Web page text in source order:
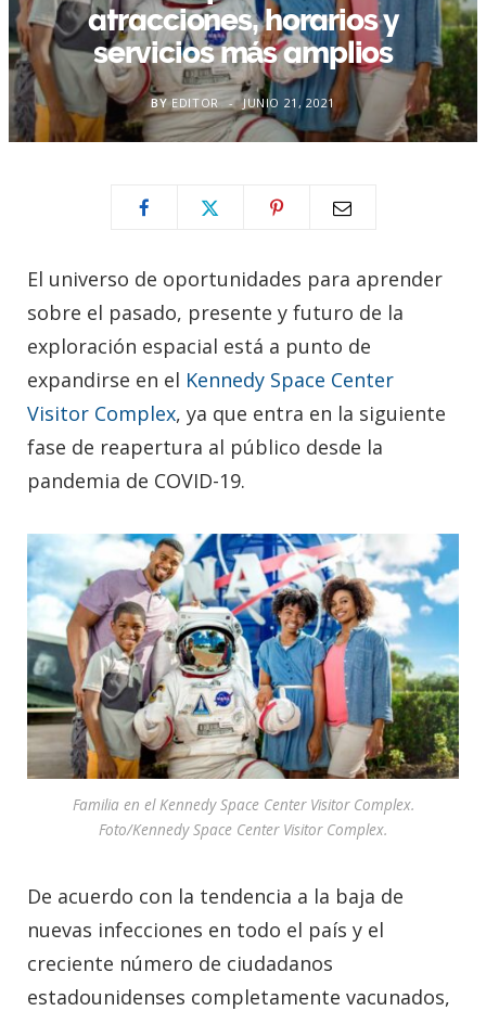
atracciones, horarios y
servicios más amplios
BY EDITOR JUNIO 21, 2021
El universo de oportunidades para aprender
sobre el pasado, presente y futuro de la
exploración espacial está a punto de
expandirse en el Kennedy Space Center
Visitor Complex, ya que entra en la siguiente
fase de reapertura al público desde la
pandemia de COVID-19.
Familia en el Kennedy Space Center Visitor Complex.
Foto/Kennedy Space Center Visitor Complex.
De acuerdo con la tendencia a la baja de
nuevas infecciones en todo el país y el
creciente número de ciudadanos
estadounidenses completamente vacunados,